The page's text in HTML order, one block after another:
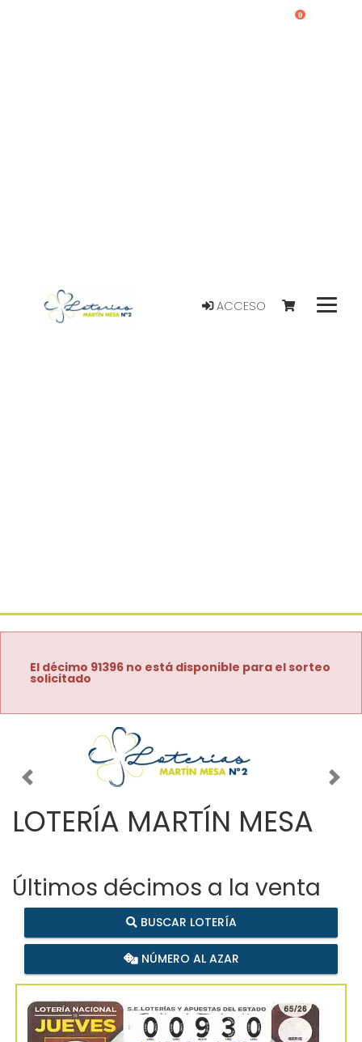
ACCESO
0
El décimo 91396 no está disponible para el sorteo
solicitado
Imagen anterior
LOTERÍA MARTÍN MESA
Últimos décimos a la venta
BUSCAR LOTERÍA
NÚMERO AL AZAR